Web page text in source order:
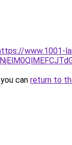
www.1001-
can return to